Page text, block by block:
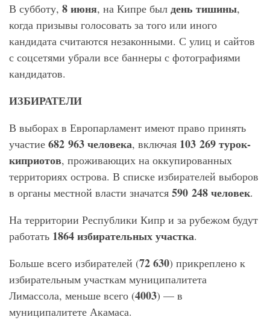
В субботу, 8 июня, на Кипре был день тишины,
когда призывы голосовать за того или иного
кандидата считаются незаконными. С улиц и сайтов
с соцсетями убрали все баннеры с фотографиями
кандидатов.
ИЗБИРАТЕЛИ
В выборах в Европарламент имеют право принять
участие 682 963 человека, включая 103 269 турок-
киприотов, проживающих на оккупированных
территориях острова. В списке избирателей выборов
в органы местной власти значатся 590 248 человек.
На территории Республики Кипр и за рубежом будут
работать 1864избирательных участка.
Больше всего избирателей (72 630) прикреплено к
избирательным участкам муниципалитета
Лимассола, меньше всего (4003) — в
муниципалитете Акамаса.